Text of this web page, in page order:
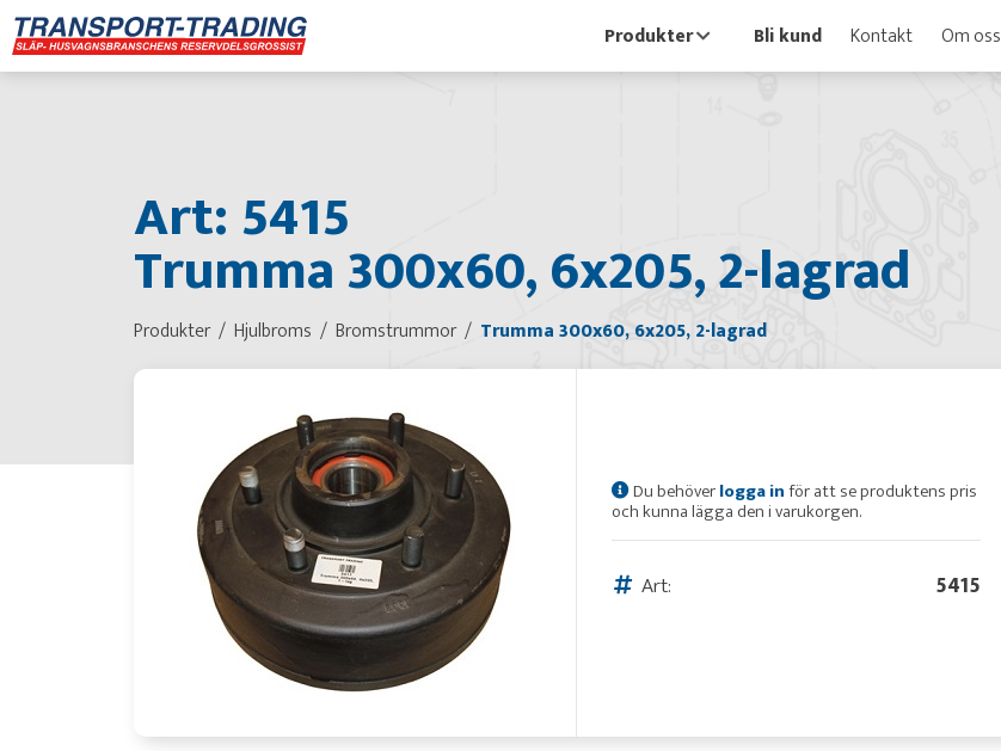
Produkter Bli kund Kontakt Om oss
Art: 5415
Trumma 300x60, 6x205, 2-lagrad
Produkter Hjulbroms Bromstrummor Trumma 300x60, 6x205, 2-lagrad
Du behöverlogga inför att se produktens pris
och kunna lägga den i varukorgen.
Art: 5415